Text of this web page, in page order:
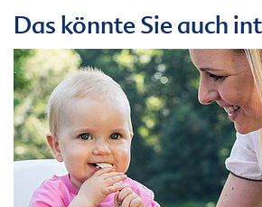
Das könnte Sie auch